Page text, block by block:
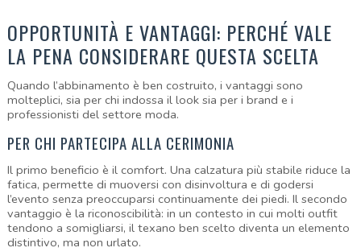
OPPORTUNITÀ E VANTAGGI: PERCHÉ VALE
LA PENA CONSIDERARE QUESTA SCELTA
Quando l’abbinamento è ben costruito, i vantaggi sono
molteplici, sia per chi indossa il look sia per i brand e i
professionisti del settore moda.
PER CHI PARTECIPA ALLA CERIMONIA
Il primo beneficio è il comfort. Una calzatura più stabile riduce la
fatica, permette di muoversi con disinvoltura e di godersi
l’evento senza preoccuparsi continuamente dei piedi. Il secondo
vantaggio è la riconoscibilità: in un contesto in cui molti outfit
tendono a somigliarsi, il texano ben scelto diventa un elemento
distintivo, ma non urlato.